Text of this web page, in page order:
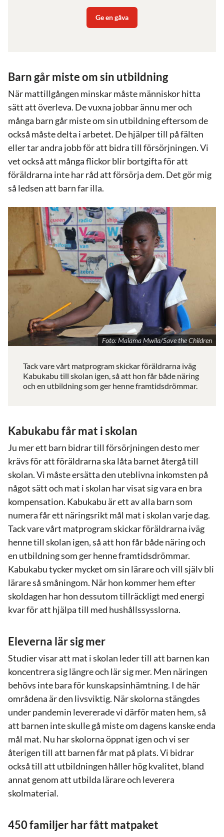
Ge en gåva
Barn går miste om sin utbildning
När mattillgången minskar måste människor hitta
sätt att överleva. De vuxna jobbar ännu mer och
många barn går miste om sin utbildning eftersom de
också måste delta i arbetet. De hjälper till på fälten
eller tar andra jobb för att bidra till försörjningen. Vi
vet också att många flickor blir bortgifta för att
föräldrarna inte har råd att försörja dem. Det gör mig
så ledsen att barn far illa.
Foto: Malama Mwila/Save the Children
Tack vare vårt matprogram skickar föräldrarna iväg
Kabukabu till skolan igen, så att hon får både näring
och en utbildning som ger henne framtidsdrömmar.
Kabukabu får mat i skolan
Ju mer ett barn bidrar till försörjningen desto mer
krävs för att föräldrarna ska låta barnet återgå till
skolan. Vi måste ersätta den uteblivna inkomsten på
något sätt och mat i skolan har visat sig vara en bra
kompensation. Kabukabu är ett av alla barn som
numera får ett näringsrikt mål mat i skolan varje dag.
Tack vare vårt matprogram skickar föräldrarna iväg
henne till skolan igen, så att hon får både näring och
en utbildning som ger henne framtidsdrömmar.
Kabukabu tycker mycket om sin lärare och vill själv bli
lärare så småningom. När hon kommer hem efter
skoldagen har hon dessutom tillräckligt med energi
kvar för att hjälpa till med hushållssysslorna.
Eleverna lär sig mer
Studier visar att mat i skolan leder till att barnen kan
koncentrera sig längre och lär sig mer. Men näringen
behövs inte bara för kunskapsinhämtning. I de här
områdena är den livsviktig. När skolorna stängdes
under pandemin levererade vi därför maten hem, så
att barnen inte skulle gå miste om dagens kanske enda
mål mat. Nu har skolorna öppnat igen och vi ser
återigen till att barnen får mat på plats. Vi bidrar
också till att utbildningen håller hög kvalitet, bland
annat genom att utbilda lärare och leverera
skolmaterial.
450 familjer har fått matpaket